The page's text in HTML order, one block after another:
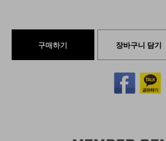
구매하기 장바구니 담기